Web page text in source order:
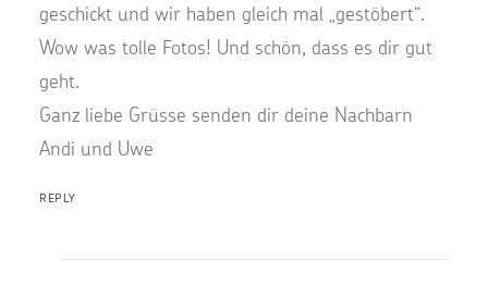
geschickt und wir haben gleich mal „gestöbert“.
Wow was tolle Fotos! Und schön, dass es dir gut
geht.
Ganz liebe Grüsse senden dir deine Nachbarn
Andi und Uwe
REPLY